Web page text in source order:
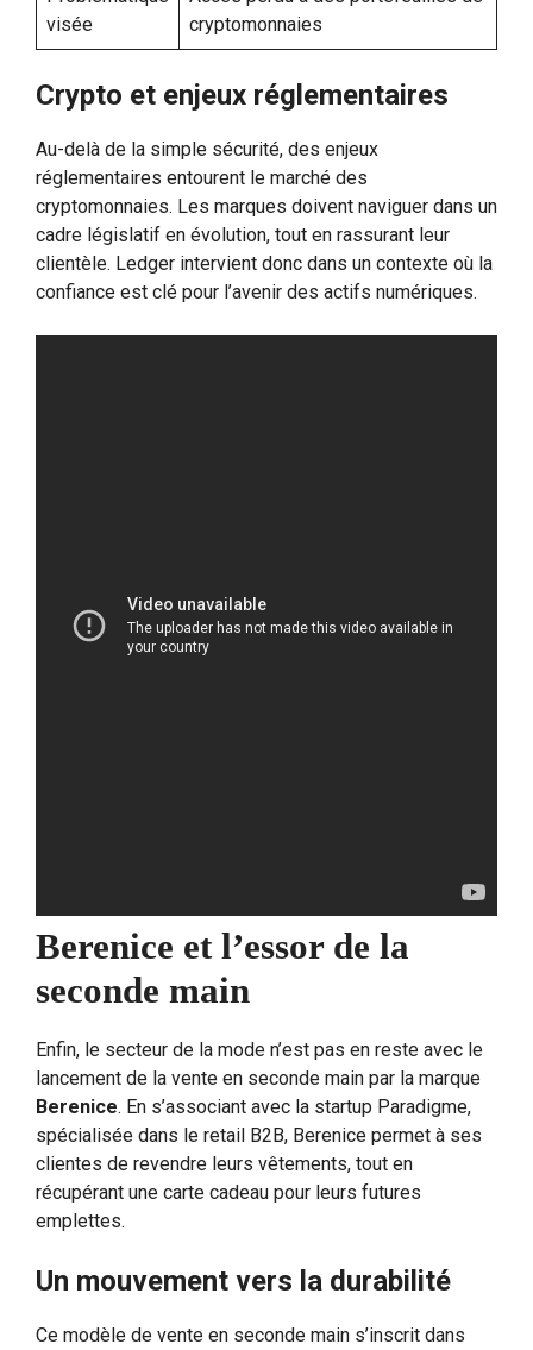
visée
cryptomonnaies
Crypto et enjeux réglementaires
Au-delà de la simple sécurité, des enjeux
réglementaires entourent le marché des
cryptomonnaies. Les marques doivent naviguer dans un
cadre législatif en évolution, tout en rassurant leur
clientèle. Ledger intervient donc dans un contexte où la
confiance est clé pour l’avenir des actifs numériques.
Berenice et l’essor de la
seconde main
Enfin, le secteur de la mode n’est pas en reste avec le
lancement de la vente en seconde main par la marque
Berenice. En s’associant avec la startup Paradigme,
spécialisée dans le retail B2B, Berenice permet à ses
clientes de revendre leurs vêtements, tout en
récupérant une carte cadeau pour leurs futures
emplettes.
Un mouvement vers la durabilité
Ce modèle de vente en seconde main s’inscrit dans